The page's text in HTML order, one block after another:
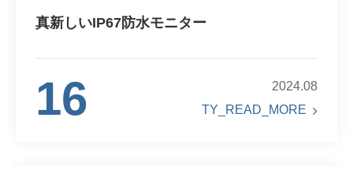
真新しいIP67防水モニター
16
2024.08
TY_READ_MORE